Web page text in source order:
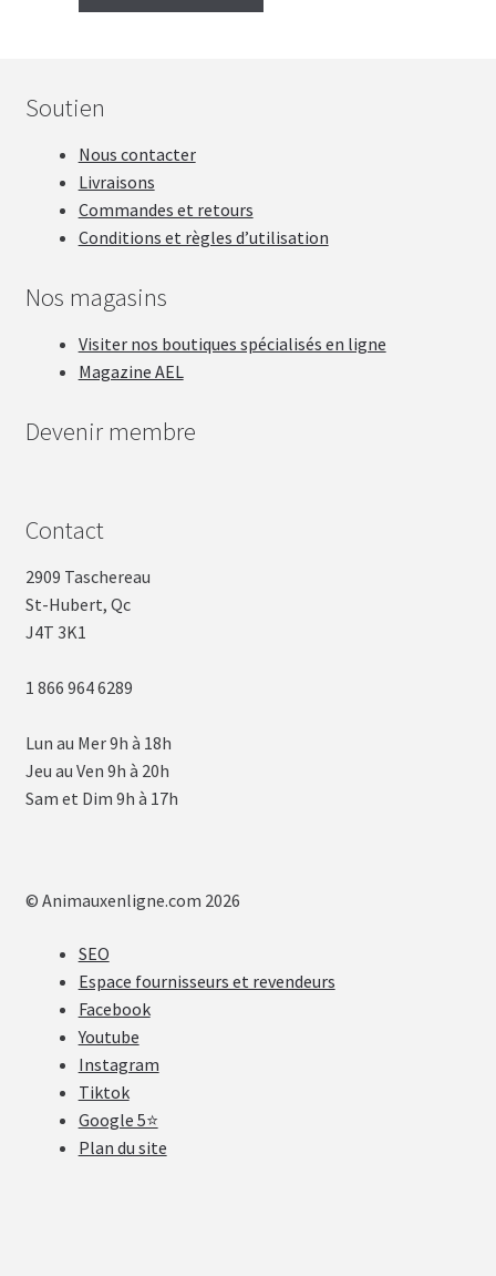
Soutien
Nous contacter
Livraisons
Commandes et retours
Conditions et règles d’utilisation
Nos magasins
Visiter nos boutiques spécialisés en ligne
Magazine AEL
Devenir membre
Contact
2909 Taschereau
St-Hubert, Qc
J4T 3K1
1 866 964 6289
Lun au Mer 9h à 18h
Jeu au Ven 9h à 20h
Sam et Dim 9h à 17h
© Animauxenligne.com 2026
SEO
Espace fournisseurs et revendeurs
Facebook
Youtube
Instagram
Tiktok
Google 5⭐
Plan du site